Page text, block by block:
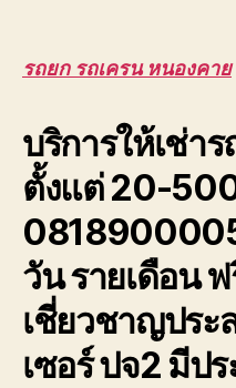
รถยก รถเครน หนองคาย
บริการให้เช่า
ตั้งแต่ 20-
0818900005
วัน รายเดือน
เชี่ยวชาญประ
เซอร์ ปจ2 มีป